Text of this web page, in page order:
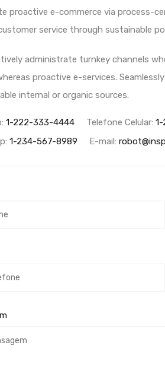
proactive e-commerce via process-
service through sustainable
administrate turnkey channels
proactive e-services.
internal or organic sources.
1-222-333-4444 Telefone Celular:
1-234-567-8989 E-mail: